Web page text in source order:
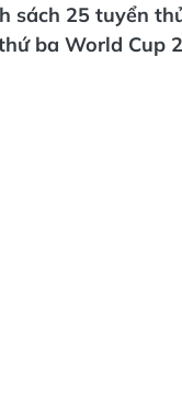
sách 25 tuyển
ba World Cup